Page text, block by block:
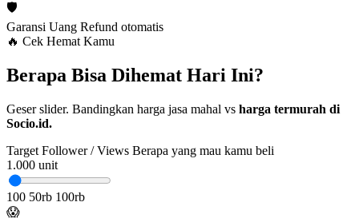
🛡️
Garansi Uang Refund otomatis
🔥 Cek Hemat Kamu
Berapa Bisa Dihemat Hari Ini?
Geser slider. Bandingkan harga jasa mahal vs harga termurah di
Socio.id.
Target Follower / Views Berapa yang mau kamu beli
1.000 unit
100 50rb 100rb
😱